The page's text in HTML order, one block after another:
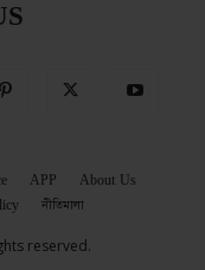
APP
About Us
নীতিমালা
reserved.